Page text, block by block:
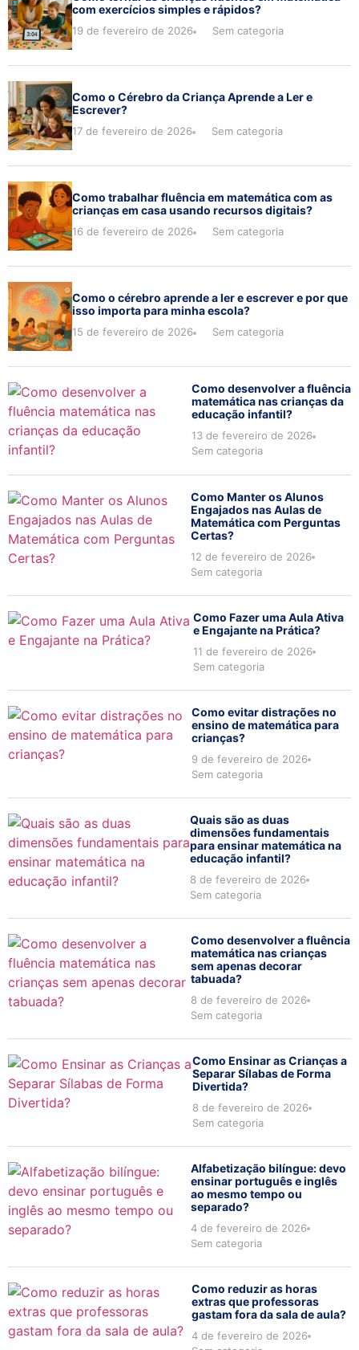
com exercícios simples e rápidos?
19 de fevereiro de 2026 Sem categoria
Como o Cérebro da Criança Aprende a Ler e
Escrever?
17 de fevereiro de 2026 Sem categoria
Como trabalhar fluência em matemática com as
crianças em casa usando recursos digitais?
16 de fevereiro de 2026 Sem categoria
Como o cérebro aprende a ler e escrever e por que
isso importa para minha escola?
15 de fevereiro de 2026 Sem categoria
Como desenvolver a fluência
matemática nas crianças da
educação infantil?
13 de fevereiro de 2026
Sem categoria
Como Manter os Alunos
Engajados nas Aulas de
Matemática com Perguntas
Certas?
12 de fevereiro de 2026
Sem categoria
Como Fazer uma Aula Ativa
e Engajante na Prática?
11 de fevereiro de 2026
Sem categoria
Como evitar distrações no
ensino de matemática para
crianças?
9 de fevereiro de 2026
Sem categoria
Quais são as duas
dimensões fundamentais
para ensinar matemática na
educação infantil?
8 de fevereiro de 2026
Sem categoria
Como desenvolver a fluência
matemática nas crianças
sem apenas decorar
tabuada?
8 de fevereiro de 2026
Sem categoria
Como Ensinar as Crianças a
Separar Sílabas de Forma
Divertida?
8 de fevereiro de 2026
Sem categoria
Alfabetização bilíngue: devo
ensinar português e inglês
ao mesmo tempo ou
separado?
4 de fevereiro de 2026
Sem categoria
Como reduzir as horas
extras que professoras
gastam fora da sala de aula?
4 de fevereiro de 2026